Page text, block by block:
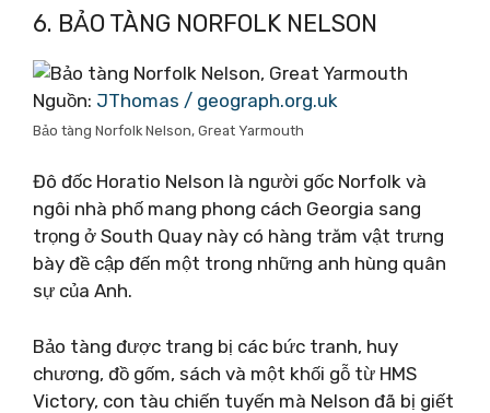
6. BẢO TÀNG NORFOLK NELSON
Nguồn: JThomas / geograph.org.uk
Bảo tàng Norfolk Nelson, Great Yarmouth
Đô đốc Horatio Nelson là người gốc Norfolk và
ngôi nhà phố mang phong cách Georgia sang
trọng ở South Quay này có hàng trăm vật trưng
bày đề cập đến một trong những anh hùng quân
sự của Anh.
Bảo tàng được trang bị các bức tranh, huy
chương, đồ gốm, sách và một khối gỗ từ HMS
Victory, con tàu chiến tuyến mà Nelson đã bị giết